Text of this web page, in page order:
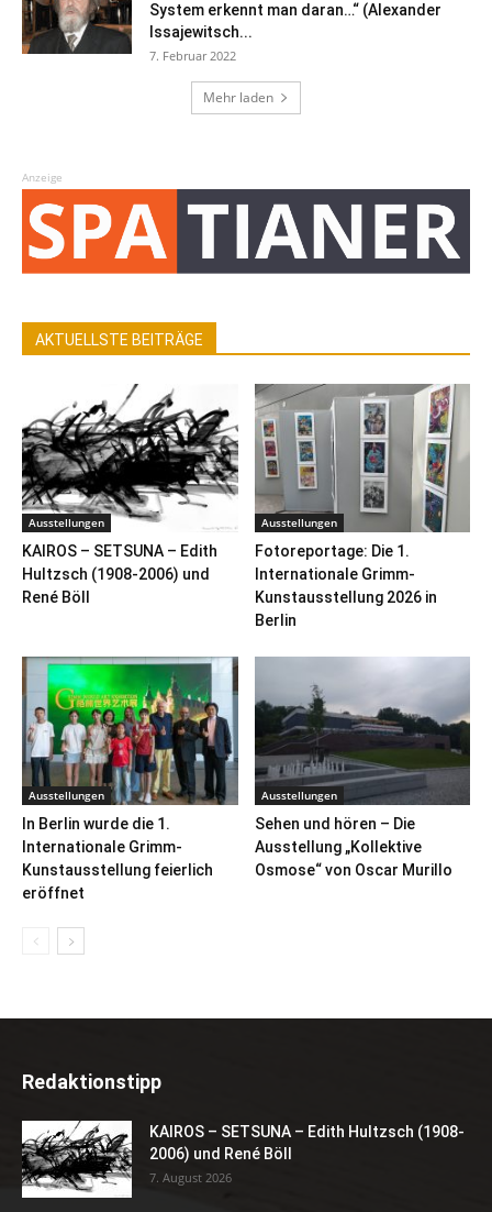
System erkennt man daran…“ (Alexander
Issajewitsch...
7. Februar 2022
Mehr laden
Anzeige
AKTUELLSTE BEITRÄGE
Ausstellungen
KAIROS – SETSUNA – Edith
Hultzsch (1908-2006) und
René Böll
Ausstellungen
Fotoreportage: Die 1.
Internationale Grimm-
Kunstausstellung 2026 in
Berlin
Ausstellungen
In Berlin wurde die 1.
Internationale Grimm-
Kunstausstellung feierlich
eröffnet
Ausstellungen
Sehen und hören – Die
Ausstellung „Kollektive
Osmose“ von Oscar Murillo
Redaktionstipp
KAIROS – SETSUNA – Edith Hultzsch (1908-
2006) und René Böll
7. August 2026